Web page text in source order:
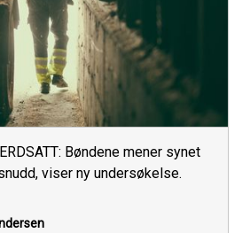
Bøndene mener synet
viser ny undersøkelse.